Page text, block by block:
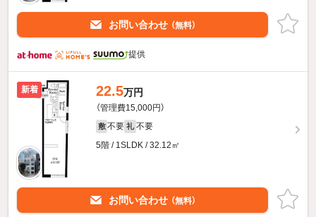
お問い合わせ （無料）
提供
新着 22.5万円
（管理費15,000円）
敷 不要 礼 不要
5階 / 1SLDK / 32.12㎡
お問い合わせ （無料）